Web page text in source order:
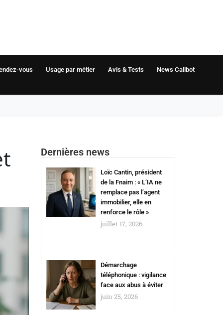
vous Usage par métier Avis & Tests News Callbot
Dernières news
Loïc Cantin, président
de la Fnaim : « L’IA ne
remplace pas l’agent
immobilier, elle en
renforce le rôle »
juillet 17, 2026
Démarchage
téléphonique : vigilance
face aux abus à éviter
juin 25, 2026